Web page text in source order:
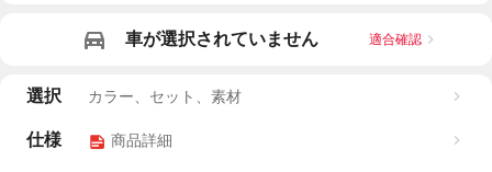
車が選択されていません 適合確認
選択 カラー、セット、素材
仕様 商品詳細